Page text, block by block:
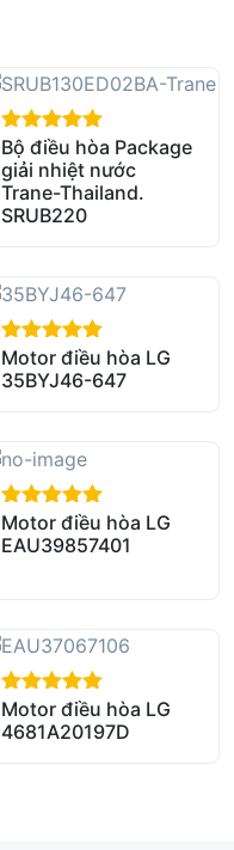
out of 5
Bộ điều hòa Package
giải nhiệt nước
Trane-Thailand.
SRUB220
out of 5
Motor điều hòa LG
35BYJ46-647
out of 5
Motor điều hòa LG
EAU39857401
out of 5
Motor điều hòa LG
4681A20197D